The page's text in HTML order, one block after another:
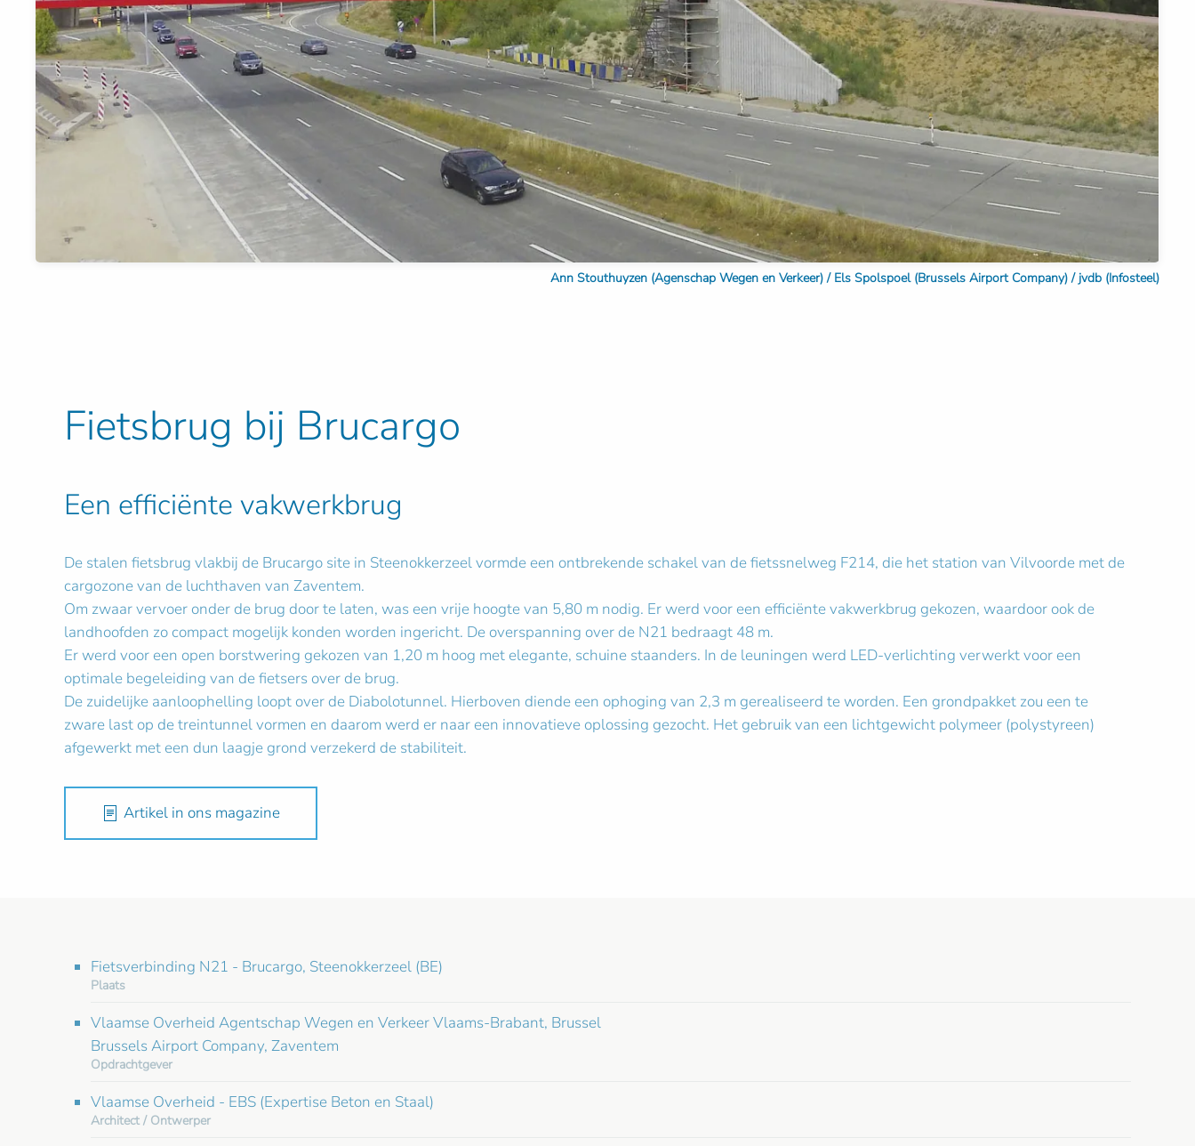
Ann Stouthuyzen (Agenschap Wegen en Verkeer) / Els Spolspoel (Brussels Airport Company) / jvdb (Infosteel)
Fietsbrug bij Brucargo
Een efficiënte vakwerkbrug
De stalen fietsbrug vlakbij de Brucargo site in Steenokkerzeel vormde een ontbrekende schakel van de fietssnelweg F214, die het station van Vilvoorde met de
cargozone van de luchthaven van Zaventem.
Om zwaar vervoer onder de brug door te laten, was een vrije hoogte van 5,80 m nodig. Er werd voor een efficiënte vakwerkbrug gekozen, waardoor ook de
landhoofden zo compact mogelijk konden worden ingericht. De overspanning over de N21 bedraagt 48 m.
Er werd voor een open borstwering gekozen van 1,20 m hoog met elegante, schuine staanders. In de leuningen werd LED-verlichting verwerkt voor een
optimale begeleiding van de fietsers over de brug.
De zuidelijke aanloophelling loopt over de Diabolotunnel. Hierboven diende een ophoging van 2,3 m gerealiseerd te worden. Een grondpakket zou een te
zware last op de treintunnel vormen en daarom werd er naar een innovatieve oplossing gezocht. Het gebruik van een lichtgewicht polymeer (polystyreen)
afgewerkt met een dun laagje grond verzekerd de stabiliteit.
Artikel in ons magazine
Fietsverbinding N21 - Brucargo, Steenokkerzeel (BE)
Plaats
Vlaamse Overheid Agentschap Wegen en Verkeer Vlaams-Brabant, Brussel
Brussels Airport Company, Zaventem
Opdrachtgever
Vlaamse Overheid - EBS (Expertise Beton en Staal)
Architect / Ontwerper